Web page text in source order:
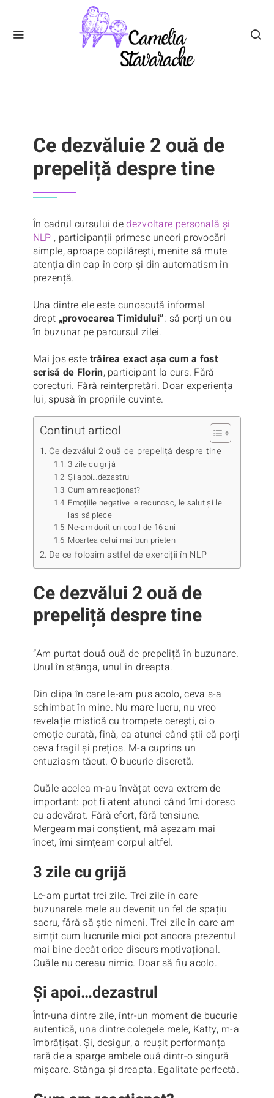
Ce dezvăluie 2 ouă de
prepeliță despre tine
În cadrul cursului dedezvoltare personală și
NLP , participanții primesc uneori provocări
simple, aproape copilărești, menite să mute
atenția din cap în corp și din automatism în
prezență.
Una dintre ele este cunoscută informal
drept „provocarea Timidului”: să porți un ou
în buzunar pe parcursul zilei.
Mai jos este trăirea exact așa cum a fost
scrisă de Florin, participant la curs. Fără
corecturi. Fără reinterpretări. Doar experiența
lui, spusă în propriile cuvinte.
Continut articol
Ce dezvălui 2 ouă de prepeliță despre tine
3 zile cu grijă
Și apoi…dezastrul
Cum am reacționat?
Emoțiile negative le recunosc, le salut și le
las să plece
Ne-am dorit un copil de 16 ani
Moartea celui mai bun prieten
De ce folosim astfel de exerciții în NLP
Ce dezvălui 2 ouă de
prepeliță despre tine
”Am purtat două ouă de prepeliță în buzunare.
Unul în stânga, unul în dreapta.
Din clipa în care le-am pus acolo, ceva s-a
schimbat în mine. Nu mare lucru, nu vreo
revelație mistică cu trompete cerești, ci o
emoție curată, fină, ca atunci când știi că porți
ceva fragil și prețios. M-a cuprins un
entuziasm tăcut. O bucurie discretă.
Ouăle acelea m-au învățat ceva extrem de
important: pot fi atent atunci când îmi doresc
cu adevărat. Fără efort, fără tensiune.
Mergeam mai conștient, mă așezam mai
încet, îmi simțeam corpul altfel.
3 zile cu grijă
Le-am purtat trei zile. Trei zile în care
buzunarele mele au devenit un fel de spațiu
sacru, fără să știe nimeni. Trei zile în care am
simțit cum lucrurile mici pot ancora prezentul
mai bine decât orice discurs motivațional.
Ouăle nu cereau nimic. Doar să fiu acolo.
Și apoi…dezastrul
Într-una dintre zile, într-un moment de bucurie
autentică, una dintre colegele mele, Katty, m-a
îmbrățișat. Și, desigur, a reușit performanța
rară de a sparge ambele ouă dintr-o singură
mișcare. Stânga și dreapta. Egalitate perfectă.